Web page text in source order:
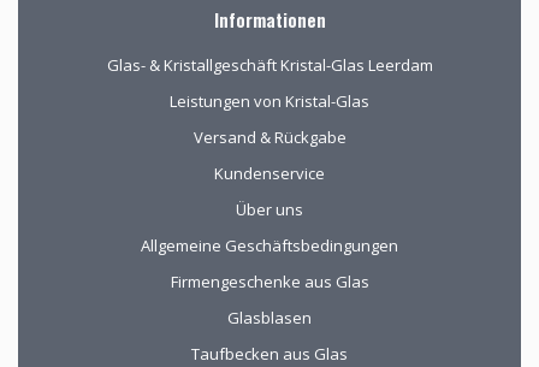
Informationen
Glas- & Kristallgeschäft Kristal-Glas Leerdam
Leistungen von Kristal-Glas
Versand & Rückgabe
Kundenservice
Über uns
Allgemeine Geschäftsbedingungen
Firmengeschenke aus Glas
Glasblasen
Taufbecken aus Glas